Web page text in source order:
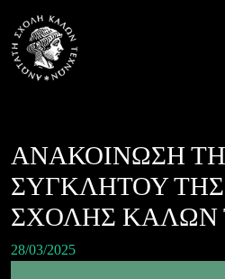
content
ΑΝΑΚΟΙΝΩΣΗ
ΣΥΓΚΛΗΤΟΥ
ΣΧΟΛΗΣ ΚΑΛΩΝ
28/03/2025